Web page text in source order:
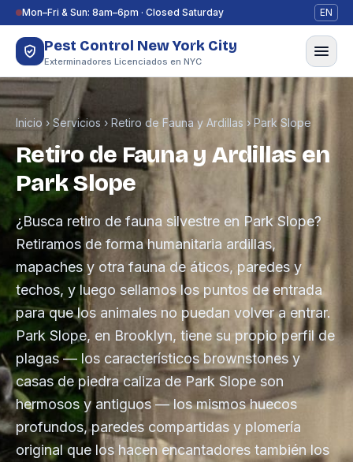
Saltar al contenido
Mon–Fri & Sun: 8am–6pm · Closed Saturday EN
Pest Control New York City
Exterminadores Licenciados en NYC
Inicio › Servicios › Retiro de Fauna y Ardillas › Park Slope
Retiro de Fauna y Ardillas en
Park Slope
¿Busca retiro de fauna silvestre en Park Slope?
Retiramos de forma humanitaria ardillas,
mapaches y otra fauna de áticos, paredes y
techos, y luego sellamos los puntos de entrada
para que los animales no puedan volver a entrar.
Park Slope, en Brooklyn, tiene su propio perfil de
plagas — los característicos brownstones y
casas de piedra caliza de Park Slope son
hermosos y antiguos — los mismos huecos
profundos, paredes compartidas y plomería
original que los hacen encantadores también los